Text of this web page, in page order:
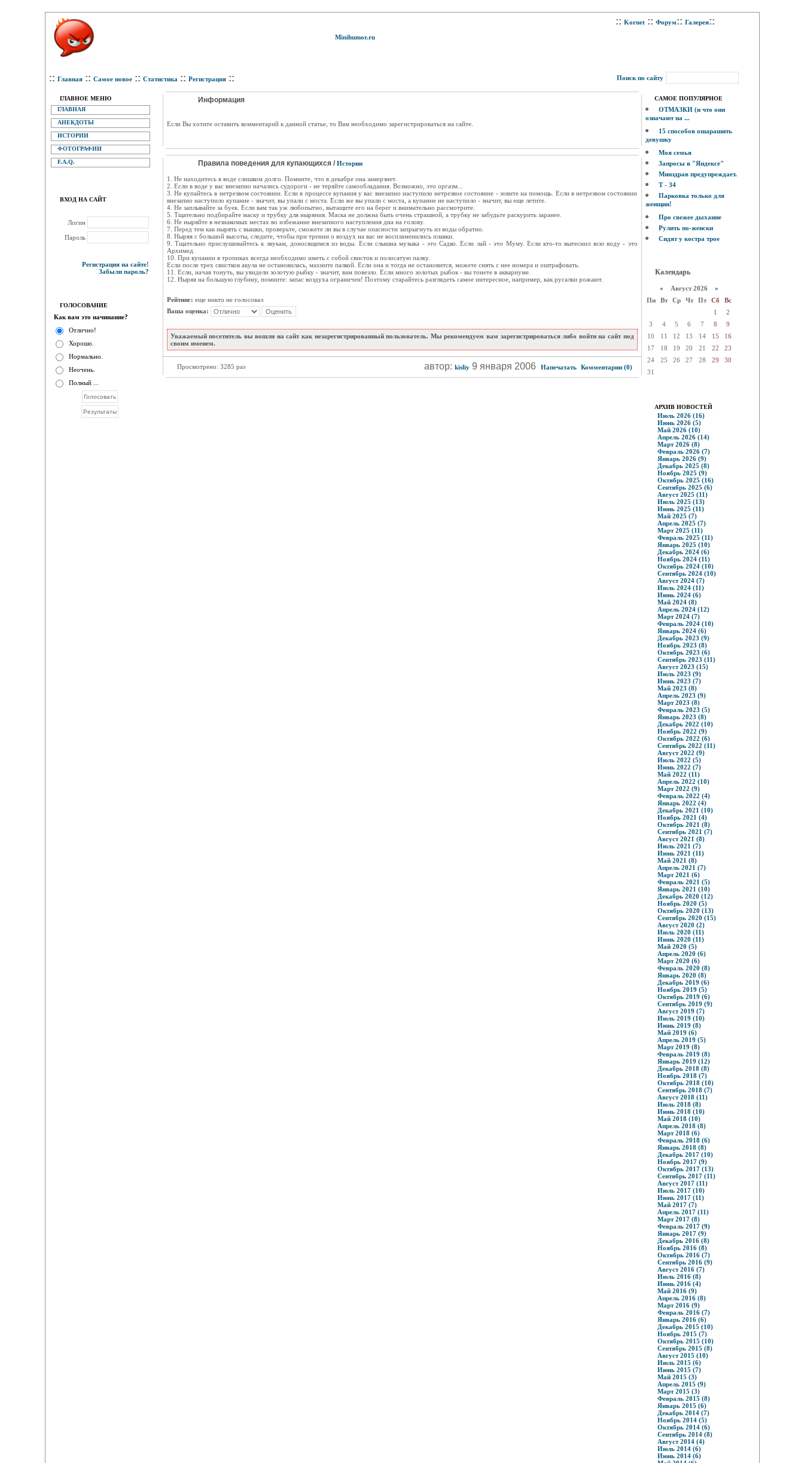
Minihumor.ru
:: Kornet :: Форум:: Галерея::
:: Главная :: Самое новое :: Статистика :: Регистрация :: Поиск по сайту
ГЛАВНОЕ МЕНЮ
ГЛАВНАЯ
АНЕКДОТЫ
ИСТОРИИ
ФОТОГРАФИИ
F.A.Q.
ВХОД НА САЙТ
Логин
Пароль
Регистрация на сайте!
Забыли пароль?
ГОЛОСОВАНИЕ
Как вам это начинание?
Отлично!
Хорошо.
Нормально.
Неочень.
Полный ...
Информация
Eсли Вы хотите оставить комментарий к данной статье, то Вам необходимо зарегистрироваться на сайте.
Правила поведения для купающихся / Истории
1. Не находитесь в воде слишком долго. Помните, что в декабре она замерзнет.
2. Если в воде у вас внезапно начались судороги - не теряйте самообладания. Возможно, это оргазм...
3. Не купайтесь в нетрезвом состоянии. Если в процессе купания у вас внезапно наступило нетрезвое состояние - зовите на помощь. Если в нетрезвом состоянии
внезапно наступило купание - значит, вы упали с моста. Если же вы упали с моста, а купание не наступило - значит, вы еще летите.
4. Не заплывайте за буек. Если вам так уж любопытно, вытащите его на берег и внимательно рассмотрите.
5. Тщательно подбирайте маску и трубку для ныряния. Маска не должна быть очень страшной, а трубку не забудьте раскурить заранее.
6. Не ныряйте в незнакомых местах во избежание внезапного наступления дна на голову.
7. Перед тем как нырять с вышки, проверьте, сможете ли вы в случае опасности запрыгнуть из воды обратно.
8. Ныряя с большой высоты, следите, чтобы при трении о воздух на вас не воспламенились плавки.
9. Тщательно прислушивайтесь к звукам, доносящимся из воды. Если слышна музыка - это Садко. Если лай - это Муму. Если кто-то вытеснил всю воду - это
Архимед.
10. При купании в тропиках всегда необходимо иметь с собой свисток и полосатую палку.
Если после трех свистков акула не остановилась, махните палкой. Если она и тогда не остановится, можете снять с нее номера и оштрафовать.
11. Если, начав тонуть, вы увидели золотую рыбку - значит, вам повезло. Если много золотых рыбок - вы тонете в аквариуме.
12. Ныряя на большую глубину, помните: запас воздуха ограничен! Поэтому старайтесь разглядеть самое интересное, например, как русалки рожают.
Рейтинг: еще никто не голосовал
Ваша оценка:
Уважаемый посетитель вы вошли на сайт как незарегистрированный пользователь. Мы рекомендуем вам зарегистрироваться либо войти на сайт под
своим именем.
Просмотрено: 3285 раз автор: kisliy9 января 2006 Напечатать Комментарии (0)
САМОЕ ПОПУЛЯРНОЕ
ОТМАЗКИ (и что они
означают на ...
15 способов ошарашить
девушку
Моя семья
Запросы в "Яндексе"
Минздрав предупреждает.
Т - 34
Парковка только для
женщин!
Про свежее дыхание
Рулить по-женски
Сидят у костра трое
Календарь
« Август 2026 »
Пн
Вт Ср Чт Пт Сб
Вс
1
2
3
4 5 6 7 8
9
10
11 12 13 14 15
16
17
18 19 20 21 22
23
24
25 26 27 28 29
30
31
АРХИВ НОВОСТЕЙ
Июль 2026 (16)
Июнь 2026 (5)
Май 2026 (10)
Апрель 2026 (14)
Март 2026 (8)
Февраль 2026 (7)
Январь 2026 (9)
Декабрь 2025 (8)
Ноябрь 2025 (9)
Октябрь 2025 (16)
Сентябрь 2025 (6)
Август 2025 (11)
Июль 2025 (13)
Июнь 2025 (11)
Май 2025 (7)
Апрель 2025 (7)
Март 2025 (11)
Февраль 2025 (11)
Январь 2025 (10)
Декабрь 2024 (6)
Ноябрь 2024 (11)
Октябрь 2024 (10)
Сентябрь 2024 (10)
Август 2024 (7)
Июль 2024 (11)
Июнь 2024 (6)
Май 2024 (8)
Апрель 2024 (12)
Март 2024 (7)
Февраль 2024 (10)
Январь 2024 (6)
Декабрь 2023 (9)
Ноябрь 2023 (8)
Октябрь 2023 (6)
Сентябрь 2023 (11)
Август 2023 (15)
Июль 2023 (9)
Июнь 2023 (7)
Май 2023 (8)
Апрель 2023 (9)
Март 2023 (8)
Февраль 2023 (5)
Январь 2023 (8)
Декабрь 2022 (10)
Ноябрь 2022 (9)
Октябрь 2022 (6)
Сентябрь 2022 (11)
Август 2022 (9)
Июль 2022 (5)
Июнь 2022 (7)
Май 2022 (11)
Апрель 2022 (10)
Март 2022 (9)
Февраль 2022 (4)
Январь 2022 (4)
Декабрь 2021 (10)
Ноябрь 2021 (4)
Октябрь 2021 (8)
Сентябрь 2021 (7)
Август 2021 (8)
Июль 2021 (7)
Июнь 2021 (11)
Май 2021 (8)
Апрель 2021 (7)
Март 2021 (6)
Февраль 2021 (5)
Январь 2021 (10)
Декабрь 2020 (12)
Ноябрь 2020 (5)
Октябрь 2020 (13)
Сентябрь 2020 (15)
Август 2020 (2)
Июль 2020 (11)
Июнь 2020 (11)
Май 2020 (5)
Апрель 2020 (6)
Март 2020 (6)
Февраль 2020 (8)
Январь 2020 (8)
Декабрь 2019 (6)
Ноябрь 2019 (5)
Октябрь 2019 (6)
Сентябрь 2019 (9)
Август 2019 (7)
Июль 2019 (10)
Июнь 2019 (8)
Май 2019 (6)
Апрель 2019 (5)
Март 2019 (8)
Февраль 2019 (8)
Январь 2019 (12)
Декабрь 2018 (8)
Ноябрь 2018 (7)
Октябрь 2018 (10)
Сентябрь 2018 (7)
Август 2018 (11)
Июль 2018 (8)
Июнь 2018 (10)
Май 2018 (10)
Апрель 2018 (8)
Март 2018 (6)
Февраль 2018 (6)
Январь 2018 (8)
Декабрь 2017 (10)
Ноябрь 2017 (9)
Октябрь 2017 (13)
Сентябрь 2017 (11)
Август 2017 (11)
Июль 2017 (10)
Июнь 2017 (11)
Май 2017 (7)
Апрель 2017 (11)
Март 2017 (8)
Февраль 2017 (9)
Январь 2017 (9)
Декабрь 2016 (8)
Ноябрь 2016 (8)
Октябрь 2016 (7)
Сентябрь 2016 (9)
Август 2016 (7)
Июль 2016 (8)
Июнь 2016 (4)
Май 2016 (9)
Апрель 2016 (8)
Март 2016 (9)
Февраль 2016 (7)
Январь 2016 (6)
Декабрь 2015 (10)
Ноябрь 2015 (7)
Октябрь 2015 (10)
Сентябрь 2015 (8)
Август 2015 (10)
Июль 2015 (6)
Июнь 2015 (7)
Май 2015 (3)
Апрель 2015 (9)
Март 2015 (3)
Февраль 2015 (8)
Январь 2015 (6)
Декабрь 2014 (7)
Ноябрь 2014 (5)
Октябрь 2014 (6)
Сентябрь 2014 (8)
Август 2014 (4)
Июль 2014 (6)
Июнь 2014 (6)